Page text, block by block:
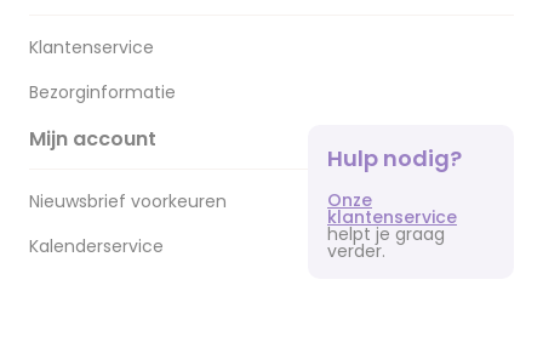
Klantenservice
Bezorginformatie
Mijn account
Nieuwsbrief voorkeuren
Kalenderservice
Hulp nodig?
Onze
klantenservice
helpt je graag
verder.